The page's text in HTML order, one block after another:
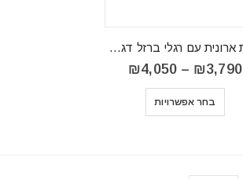
שידת ארונית עם רגלי ברזל דגם BOSTON 109
₪3,790
–
₪4,050
טווח
בחר אפשרויות